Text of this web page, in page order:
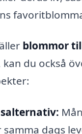
blommor
kan du också
dags